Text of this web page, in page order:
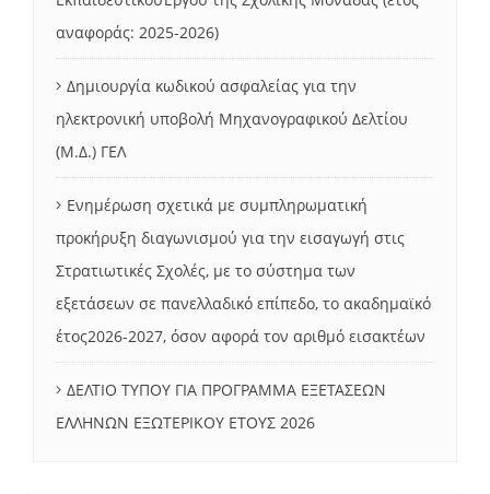
αναφοράς: 2025-2026)
Δημιουργία κωδικού ασφαλείας για την
ηλεκτρονική υποβολή Μηχανογραφικού Δελτίου
(Μ.Δ.) ΓΕΛ
Ενημέρωση σχετικά με συμπληρωματική
προκήρυξη διαγωνισμού για την εισαγωγή στις
Στρατιωτικές Σχολές, με το σύστημα των
εξετάσεων σε πανελλαδικό επίπεδο, το ακαδημαϊκό
έτος2026-2027, όσον αφορά τον αριθμό εισακτέων
ΔΕΛΤΙΟ ΤΥΠΟΥ ΓΙΑ ΠΡΟΓΡΑΜΜΑ ΕΞΕΤΑΣΕΩΝ
ΕΛΛΗΝΩΝ ΕΞΩΤΕΡΙΚΟΥ ΕΤΟΥΣ 2026